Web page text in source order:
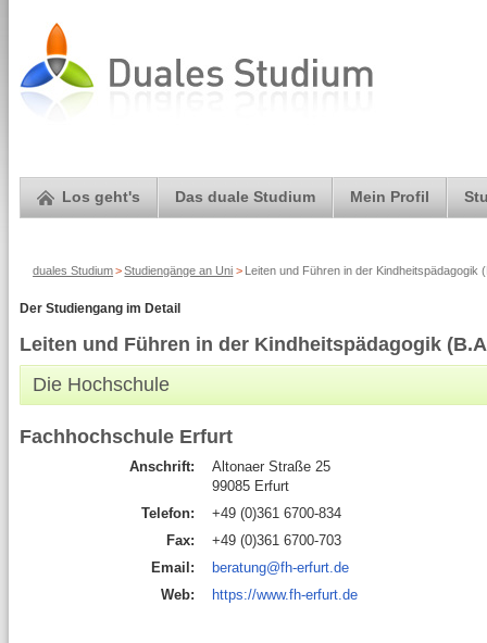
Los geht's Das duale Studium Mein Profil
duales Studium> Studiengänge an Uni > Leiten und Führen in der Kindheitspädagogik
Der Studiengang im Detail
Leiten und Führen in der Kindheitspädagogik
Die Hochschule
Fachhochschule Erfurt
Anschrift:
Altonaer Straße 25
99085 Erfurt
Telefon:
+49 (0)361 6700-834
Fax:
+49 (0)361 6700-703
Email:
beratung@fh-erfurt.de
Web:
https://www.fh-erfurt.de